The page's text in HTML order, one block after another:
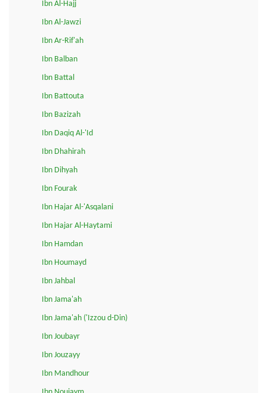
Ibn Al-Hajj
Ibn Al-Jawzi
Ibn Ar-Rif'ah
Ibn Balban
Ibn Battal
Ibn Battouta
Ibn Bazizah
Ibn Daqiq Al-'Id
Ibn Dhahirah
Ibn Dihyah
Ibn Fourak
Ibn Hajar Al-'Asqalani
Ibn Hajar Al-Haytami
Ibn Hamdan
Ibn Houmayd
Ibn Jahbal
Ibn Jama'ah
Ibn Jama'ah ('Izzou d-Din)
Ibn Joubayr
Ibn Jouzayy
Ibn Mandhour